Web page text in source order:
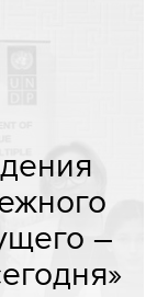
–